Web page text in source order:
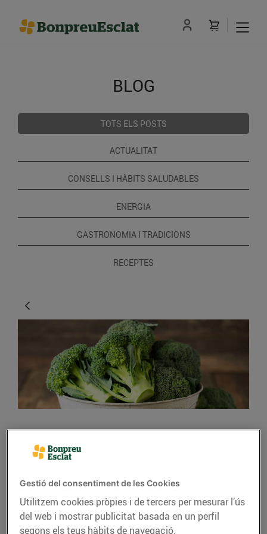
BLOG
TOTS ELS POSTS
ACTUALITAT
CONSELLS I HÀBITS SALUDABLES
ENERGIA
GASTRONOMIA I TRADICIONS
RECEPTES
10 ingredients ‘detox’
per començar l’any
amb energia
14/de gener/2021
Gestió del consentiment de les Cookies
Utilitzem cookies pròpies i de tercers per mesurar l’ús
del web i mostrar publicitat basada en un perfil
segons els teus hàbits de navegació.